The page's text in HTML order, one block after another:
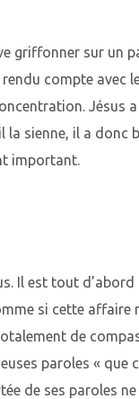
griffonner sur un
compte avec
Jésus
sienne, il a donc
important.
Il est tout
si cette affaire
de
paroles « que
de ses paroles